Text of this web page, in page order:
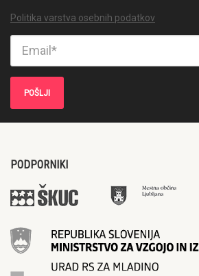
Politika varstva osebnih podatkov
PODPORNIKI